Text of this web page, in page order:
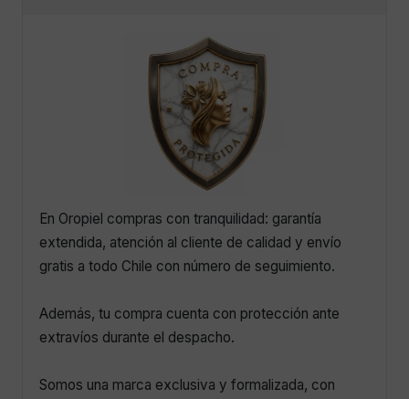
En Oropiel compras con tranquilidad: garantía
extendida, atención al cliente de calidad y envío
gratis a todo Chile con número de seguimiento.
Además, tu compra cuenta con protección ante
extravíos durante el despacho.
Somos una marca exclusiva y formalizada, con